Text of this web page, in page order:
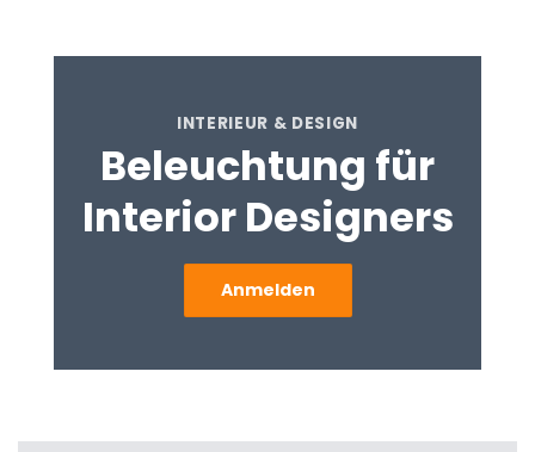
INTERIEUR & DESIGN
Beleuchtung für
Interior Designers
Anmelden